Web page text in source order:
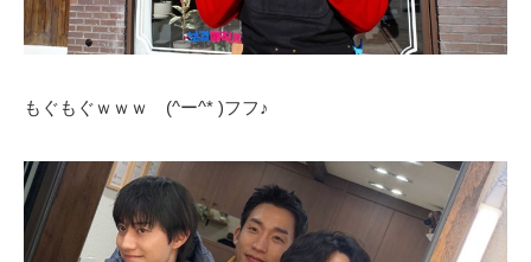
もぐもぐｗｗｗ (^ー^* )フフ♪